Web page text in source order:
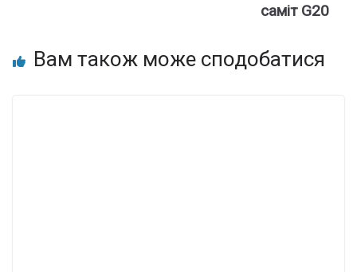
саміт G20
Вам також може сподобатися